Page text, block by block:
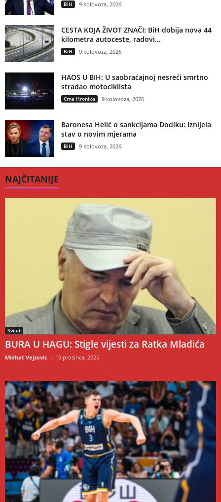
BiH 9 kolovoza, 2026
CESTA KOJA ŽIVOT ZNAČI: BiH dobija nova 44
kilometra autoceste, radovi...
BiH 9 kolovoza, 2026
HAOS U BIH: U saobraćajnoj nesreći smrtno
stradao motociklista
Crna Hronika 9 kolovoza, 2026
Baronesa Helić o sankcijama Dodiku: Iznijela
stav o novim mjerama
BiH 9 kolovoza, 2026
NAJČITANIJE
Svijet
BURA U HAGU: Stigle vijesti za Ratka Mladića
Midhat Vejzovic - 10 prosinca, 2025